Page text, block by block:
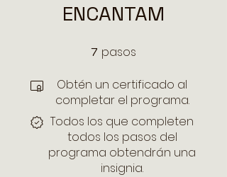
ENCANTAM
7 pasos
Obtén un certificado al
completar el programa.
Todos los que completen
todos los pasos del
programa obtendrán una
insignia.